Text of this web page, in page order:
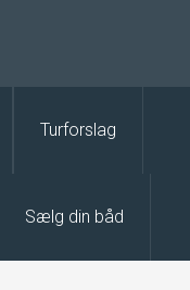
Turforslag
Sælg din båd